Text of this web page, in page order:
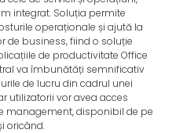
integrat. Soluția permite
operaționale și ajută la
de business, fiind o soluție
de productivitate Office
va îmbunătăți semnificativ
de lucru din cadrul unei
utilizatorii vor avea acces
management, disponibil de pe
oricând.